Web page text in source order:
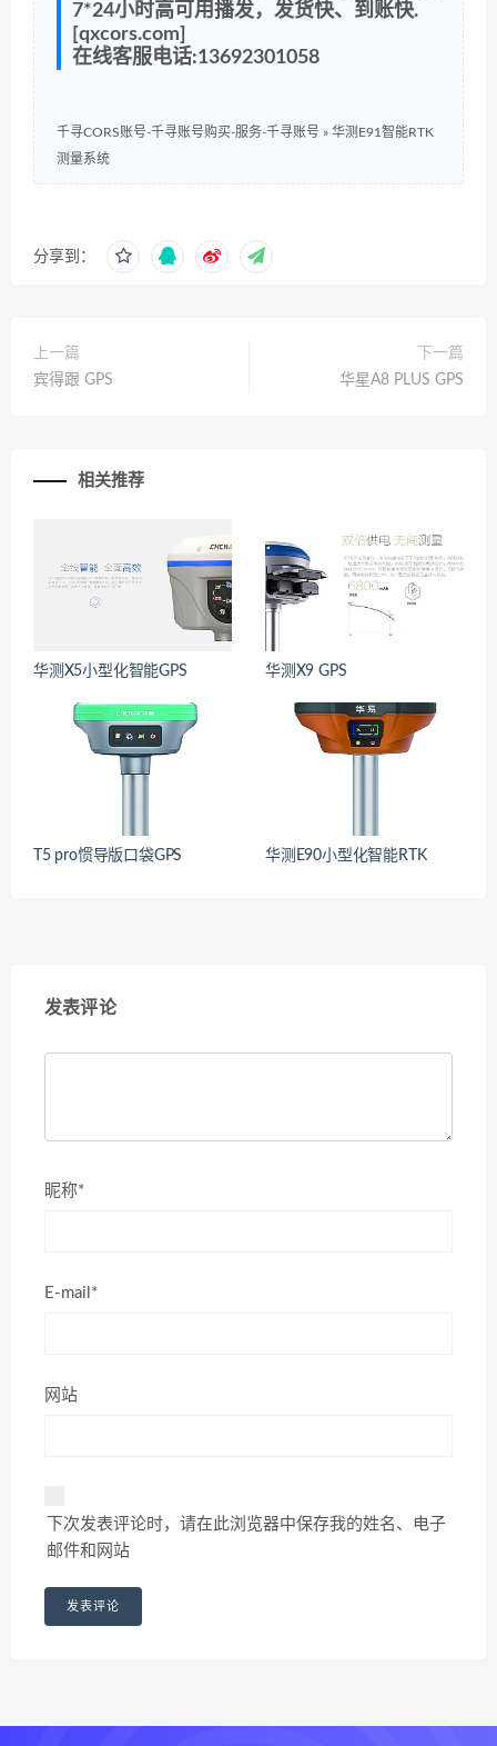
7*24小时高可用播发，发货快、到账快.
[qxcors.com]
在线客服电话:13692301058
千寻CORS账号-千寻账号购买-服务-千寻账号 » 华测E91智能RTK
测量系统
分享到：
上一篇
宾得跟 GPS
下一篇
华星A8 PLUS GPS
相关推荐
华测X5小型化智能GPS 华测X9 GPS
T5 pro惯导版口袋GPS 华测E90小型化智能RTK
发表评论
昵称*
E-mail*
网站
下次发表评论时，请在此浏览器中保存我的姓名、电子
邮件和网站